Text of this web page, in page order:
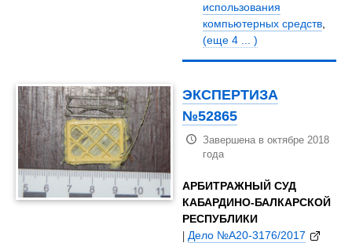
использования
компьютерных средств
(еще 4 ... )
ЭКСПЕРТИЗА
№52865
Завершена в октябре 2018
года
АРБИТРАЖНЫЙ СУД
КАБАРДИНО-БАЛКАРСКОЙ
РЕСПУБЛИКИ
|Дело №А20-3176/2017